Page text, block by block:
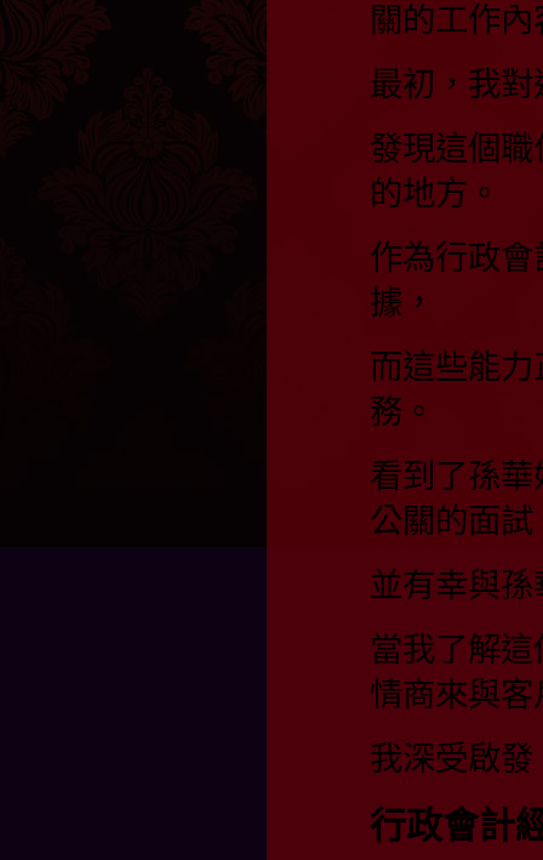
關的工作內
最初，我
發現這個
的地方。
作為行政
據，
而這些能
務。
看到了孫
公關的面試
並有幸與
當我了解
情商來與
我深受啟
行政會計